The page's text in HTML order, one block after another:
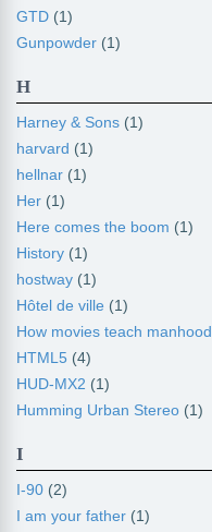
GTD (1)
Gunpowder (1)
H
Harney & Sons (1)
harvard (1)
hellnar (1)
Her (1)
Here comes the boom (1)
History (1)
hostway (1)
Hôtel de ville (1)
How movies teach manhood
HTML5 (4)
HUD-MX2 (1)
Humming Urban Stereo (1)
I
I-90 (2)
I am your father (1)